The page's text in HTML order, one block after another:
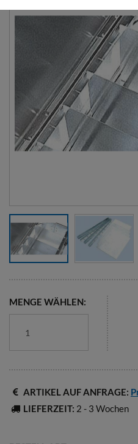
MENGE WÄHLEN:
ARTIKEL AUF ANFRAGE:
LIEFERZEIT: 2 - 3 Wochen